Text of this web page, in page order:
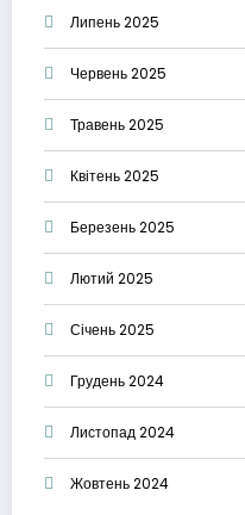
Липень 2025
Червень 2025
Травень 2025
Квітень 2025
Березень 2025
Лютий 2025
Січень 2025
Грудень 2024
Листопад 2024
Жовтень 2024